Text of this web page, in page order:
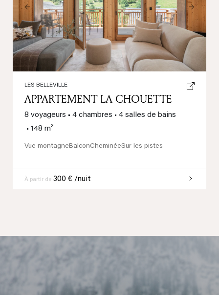
Previous Next
LES BELLEVILLE
APPARTEMENT LA CHOUETTE
8 voyageurs • 4 chambres • 4 salles de bains
• 148 m²
Vue montagneBalconCheminéeSur les pistes
À partir de 300 € /nuit